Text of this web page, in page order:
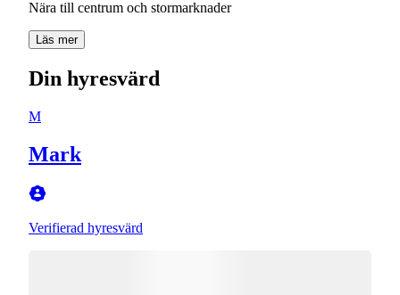
Läs mer
Din hyresvärd
M
Mark
Verifierad hyresvärd